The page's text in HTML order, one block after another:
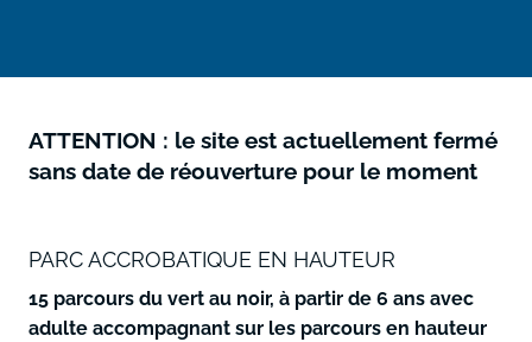
ATTENTION : le site est actuellement fermé
sans date de réouverture pour le moment
PARC ACCROBATIQUE EN HAUTEUR
15 parcours du vert au noir, à partir de 6 ans avec
adulte accompagnant sur les parcours en hauteur